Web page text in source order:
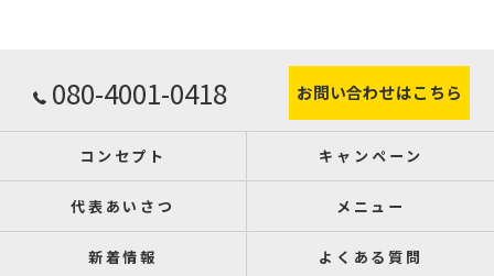
080-4001-0418 お問い合わせはこちら
コンセプト キャンペーン
代表あいさつ メニュー
新着情報 よくある質問